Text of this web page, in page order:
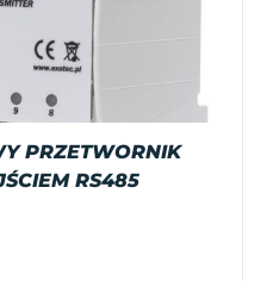
PRZETWORNIK
RS485